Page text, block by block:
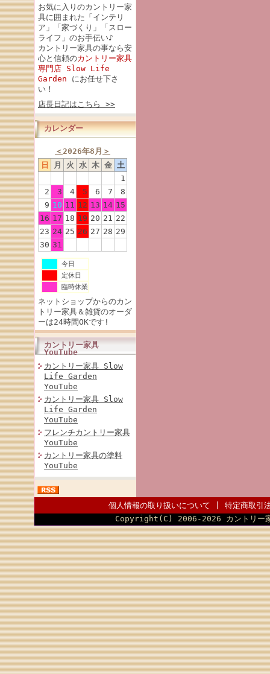
お気に入りのカントリー家
具に囲まれた「インテリ
ア」「家づくり」「スロー
ライフ」のお手伝い♪
カントリー家具の事なら安
心と信頼のカントリー家具
専門店 Slow Life
Garden にお任せ下さ
い！
店長日記はこちら >>
カレンダー
＜2026年8月 ＞
日
月 火 水 木 金 土
1
2
3 4 5 6 7
8
9 10 11 12 13 14 15
16 17 18 19 20 21 22
23 24 25 26 27 28 29
30 31
今日
定休日
臨時休業
ネットショップからのカン
トリー家具＆雑貨のオーダ
ーは24時間OKです!
カントリー家具
YouTube
カントリー家具 Slow
Life Garden
YouTube
カントリー家具 Slow
Life Garden
YouTube
フレンチカントリー家具
YouTube
カントリー家具の塗料
YouTube
個人情報の取り扱いについて
特定商取引
Copyright(C) 2006-2026 カント